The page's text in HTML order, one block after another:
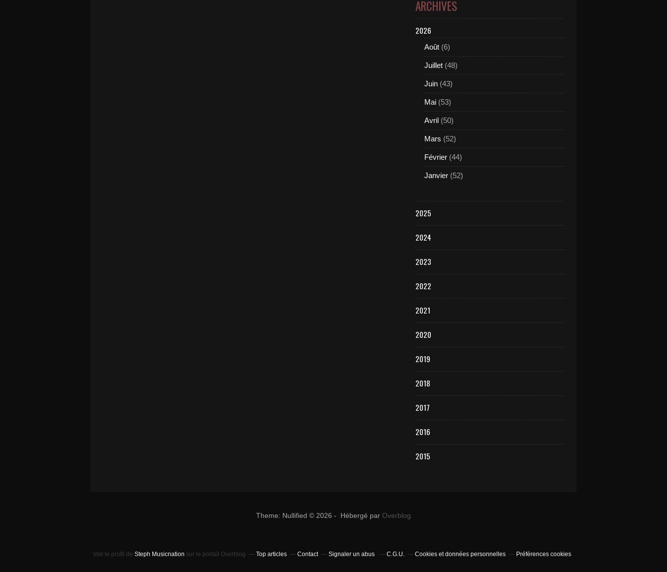
ARCHIVES
2026
Août (6)
Juillet (48)
Juin (43)
Mai (53)
Avril (50)
Mars (52)
Février (44)
Janvier (52)
2025
2024
2023
2022
2021
2020
2019
2018
2017
2016
2015
Theme: Nullified © 2026 - Hébergé par Overblog
Voir le profil de Steph Musicnation sur le portail Overblog Top articles Contact Signaler un abus C.G.U. Cookies et données personnelles Préférences cookies